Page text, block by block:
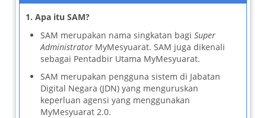
1. Apa itu SAM?
SAM merupakan nama singkatan bagi Super
Administrator MyMesyuarat. SAM juga dikenali
sebagai Pentadbir Utama MyMesyuarat.
SAM merupakan pengguna sistem di Jabatan
Digital Negara (JDN) yang menguruskan
keperluan agensi yang menggunakan
MyMesyuarat 2.0.